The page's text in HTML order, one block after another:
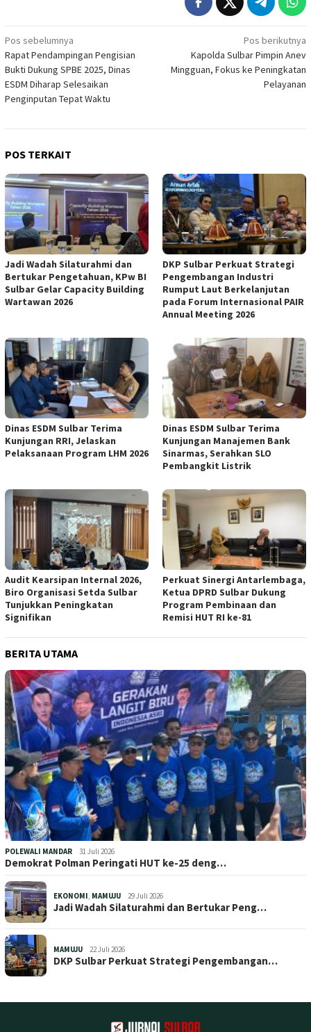
Navigasi
pos
Pos sebelumnya
Rapat Pendampingan Pengisian
Bukti Dukung SPBE 2025, Dinas
ESDM Diharap Selesaikan
Penginputan Tepat Waktu
Pos berikutnya
Kapolda Sulbar Pimpin Anev
Mingguan, Fokus ke Peningkatan
Pelayanan
POS TERKAIT
Jadi Wadah Silaturahmi dan
Bertukar Pengetahuan, KPw BI
Sulbar Gelar Capacity Building
Wartawan 2026
DKP Sulbar Perkuat Strategi
Pengembangan Industri
Rumput Laut Berkelanjutan
pada Forum Internasional PAIR
Annual Meeting 2026
Dinas ESDM Sulbar Terima
Kunjungan RRI, Jelaskan
Pelaksanaan Program LHM 2026
Dinas ESDM Sulbar Terima
Kunjungan Manajemen Bank
Sinarmas, Serahkan SLO
Pembangkit Listrik
Audit Kearsipan Internal 2026,
Biro Organisasi Setda Sulbar
Tunjukkan Peningkatan
Signifikan
Perkuat Sinergi Antarlembaga,
Ketua DPRD Sulbar Dukung
Program Pembinaan dan
Remisi HUT RI ke-81
BERITA UTAMA
POLEWALI MANDAR 31 Juli 2026
Demokrat Polman Peringati HUT ke-25 deng…
EKONOMI MAMUJU 29 Juli 2026
Jadi Wadah Silaturahmi dan Bertukar Peng…
MAMUJU 22 Juli 2026
DKP Sulbar Perkuat Strategi Pengembangan…